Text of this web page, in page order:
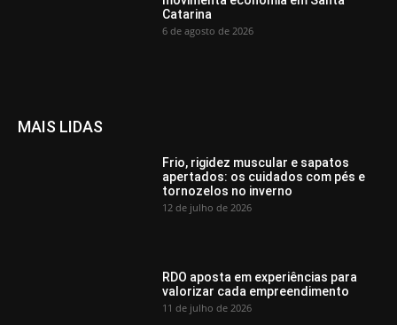
Catarina
6 de agosto de 2026
MAIS LIDAS
Frio, rigidez muscular e sapatos
apertados: os cuidados com pés e
tornozelos no inverno
12 de julho de 2026
RDO aposta em experiências para
valorizar cada empreendimento
11 de julho de 2026